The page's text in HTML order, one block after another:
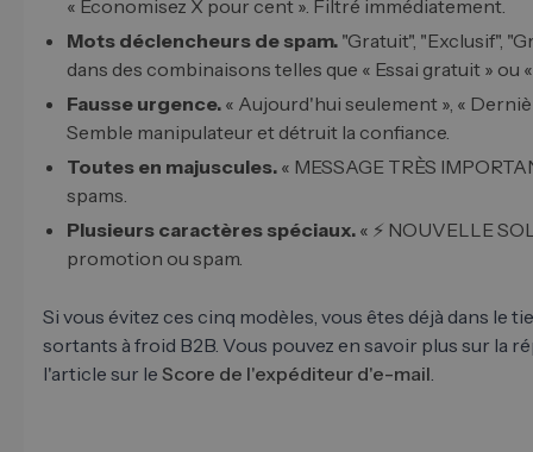
« Économisez X pour cent ». Filtré immédiatement.
Mots déclencheurs de spam. "Gratuit", "Exclusif",
dans des combinaisons telles que « Essai gratuit » ou
Fausse urgence. « Aujourd'hui seulement », «
Semble manipulateur et détruit la confiance.
Toutes en majuscules. « MESSAGE TRÈS
spams.
Plusieurs caractères spéciaux. « ⚡ NOUVELLE
promotion ou spam.
Si vous évitez ces cinq modèles, vous êtes déjà dans le
sortants à froid B2B. Vous pouvez en savoir plus sur la
l'article sur le Score de l'expéditeur d'e-mail.